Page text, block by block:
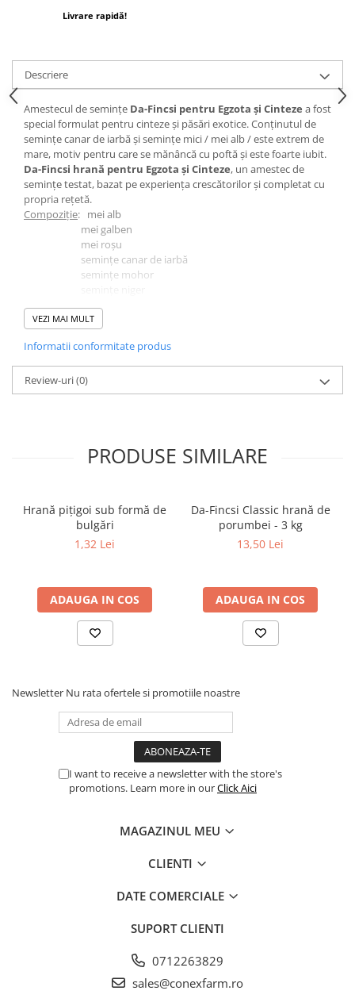
Adăpători
Hrănitori
Accesorii
Rozătoare
Hrană păsări
Combatere dăunători
Pisici
Livrare rapidă!
Descriere
Amestecul de semințe Da-Fincsi pentru Egzota și Cinteze a fost
special formulat pentru cinteze și păsări exotice. Conținutul de
semințe canar de iarbă și semințe mici / mei alb / este extrem de
mare, motiv pentru care se mănâncă cu poftă și este foarte iubit.
Da-Fincsi hrană pentru Egzota și Cinteze, un amestec de
semințe testat, bazat pe experiența crescătorilor și completat cu
propria rețetă.
Compoziţie: mei alb
mei galben
mei roșu
semințe canar de iarbă
semințe mohor
Producătorul își rezervă dreptul de a face modificări!
Ambalare: sac de hârtie cu 3 straturi de 18 kg
VEZI MAI MULT
Informatii conformitate produs
Review-uri(0)
PRODUSE SIMILARE
Hrană piţigoi sub formă de
bulgări
1,32 Lei
ADAUGA IN COS
Da-Fincsi Classic hrană de
porumbei - 3 kg
13,50 Lei
ADAUGA IN COS
Newsletter Nu rata ofertele si promotiile noastre
I want to receive a newsletter with the store's
promotions. Learn more in ourClick Aici
MAGAZINUL MEU
CLIENTI
DATE COMERCIALE
SUPORT CLIENTI
0712263829
sales@conexfarm.ro